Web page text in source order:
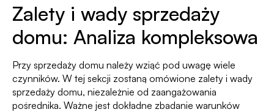
Zalety i wady sprzedaży
domu: Analiza kompleksowa
Przy sprzedaży domu należy wziąć pod uwagę wiele
czynników. W tej sekcji zostaną omówione zalety i wady
sprzedaży domu, niezależnie od zaangażowania
pośrednika. Ważne jest dokładne zbadanie warunków